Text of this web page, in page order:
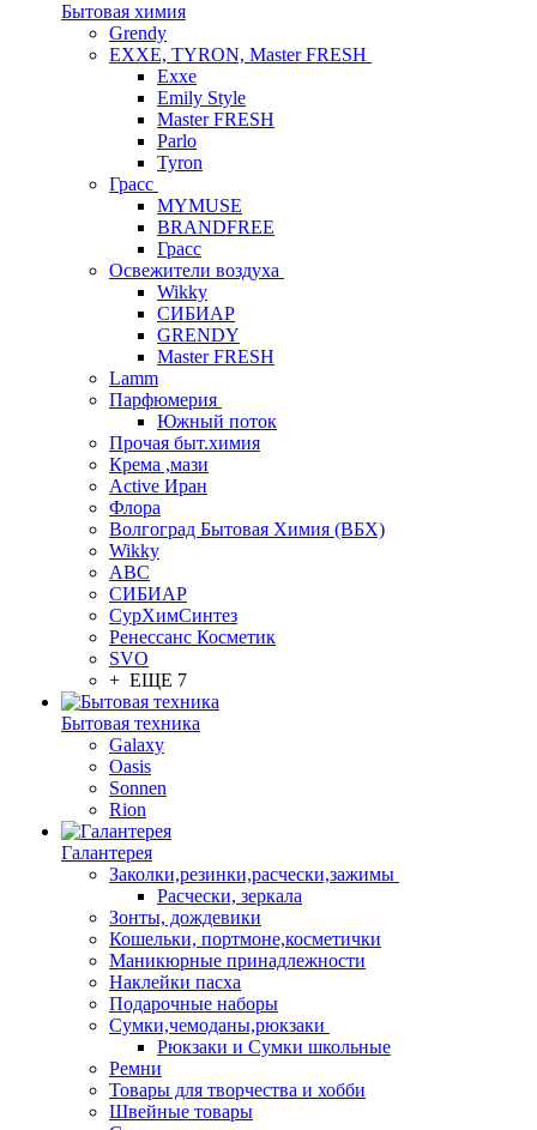
Бытовая химия
Grendy
EXXE, TYRON, Master FRESH
Exxe
Emily Style
Master FRESH
Parlo
Tyron
Грасс
MYMUSE
BRANDFREE
Грасс
Освежители воздуха
Wikky
СИБИАР
GRENDY
Master FRESH
Lamm
Парфюмерия
Южный поток
Прочая быт.химия
Крема ,мази
Аctive Иран
Флора
Волгоград Бытовая Химия (ВБХ)
Wikky
АВС
СИБИАР
СурХимСинтез
Ренессанс Косметик
SVO
+ ЕЩЕ 7
Бытовая техника
Galaxy
Oasis
Sonnen
Rion
Галантерея
Заколки,резинки,расчески,зажимы
Расчески, зеркала
Зонты, дождевики
Кошельки, портмоне,косметички
Маникюрные принадлежности
Наклейки пасха
Подарочные наборы
Сумки,чемоданы,рюкзаки
Рюкзаки и Сумки школьные
Ремни
Товары для творчества и хобби
Швейные товары